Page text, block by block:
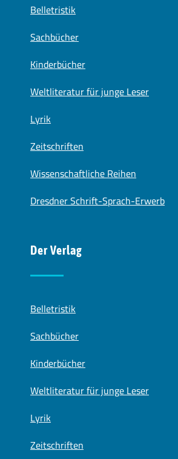
Belletristik
Sachbücher
Kinderbücher
Weltliteratur für junge Leser
Lyrik
Zeitschriften
Wissenschaftliche Reihen
Dresdner Schrift-Sprach-Erwerb
Der Verlag
Belletristik
Sachbücher
Kinderbücher
Weltliteratur für junge Leser
Lyrik
Zeitschriften